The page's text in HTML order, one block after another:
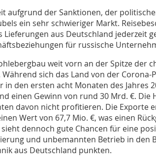
aufgrund der Sanktionen, der
ein sehr schwieriger Markt.
Lieferungen aus Deutschland jederzeit
für russische
weit vorn an der Spitze der
sich das Land von der
in den ersten acht Monaten des Jahres
einen Gewinn von rund 30 Mrd. €. Die
davon nicht profitieren. Die Exporte
Wert von 67,7 Mio. €, was einen
dennoch gute Chancen für eine
und unbemannten Betrieb in den
aus Deutschland punkten.